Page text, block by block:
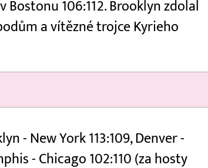
106:112. Brooklyn zdolal
a vítězné trojce Kyrieho
- New York 113:109, Denver -
- Chicago 102:110 (za hosty